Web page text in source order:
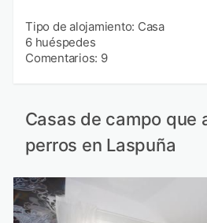
Tipo de alojamiento: Casa
6 huéspedes
Comentarios: 9
Casas de campo que
perros en Laspuña